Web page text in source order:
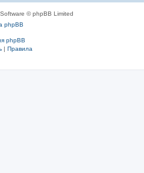
© phpBB Limited
phpBB
phpBB
| Правила